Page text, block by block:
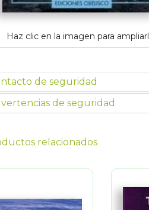
Haz clic en la imagen para
de seguridad
de seguridad
relacionados